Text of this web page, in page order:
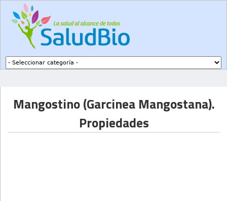
Mangostino (Garcinea Mangostana).
Propiedades